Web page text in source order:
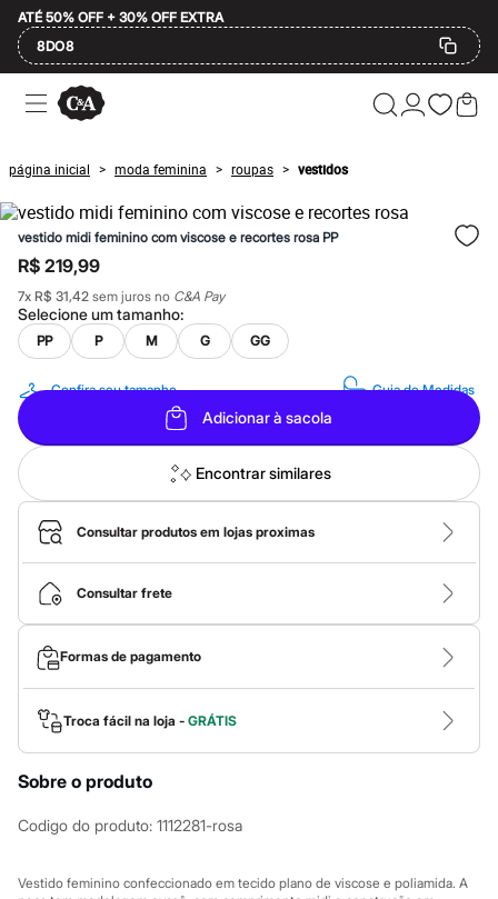
ATÉ 50% OFF + 30% OFF EXTRA
8DO8
Ofertas
Compre por Departamento
Masculino
Infantil
Calçados
Mindse7
Plus Size
Até 20% off
Até 40% off
Até 60% off
A partir de 60% off
Feminino
Em alta
Inverno
Alfaiataria
Novidades
Roupas
Blusas e Camisetas
Básicos
Calças
Casacos e Jaquetas
Jeans
Macacões
Saias
Shorts e Bermudas
Vestidos
Acessórios
Bolsas
Bonés e Chapéus
Cintos
Óculos
Relógios
Calçados
Chinelos
Rasteirinhas
Sapatilhas
página inicial > moda feminina > roupas > vestidos
vestido midi feminino com viscose e recortes rosa PP
R$ 219,99
7x R$ 31,42 sem juros no C&A Pay
Selecione umtamanho:
PP P M G GG
Confira seu tamanho Guia de Medidas
Adicionar à sacola
Encontrar similares
Consultar produtos em lojas proximas
Consultar frete
Formas de pagamento
Troca fácil na loja - GRÁTIS
Sobre o produto
Codigo do produto: 1112281-rosa
Vestido feminino confeccionado em tecido plano de viscose e poliamida. A